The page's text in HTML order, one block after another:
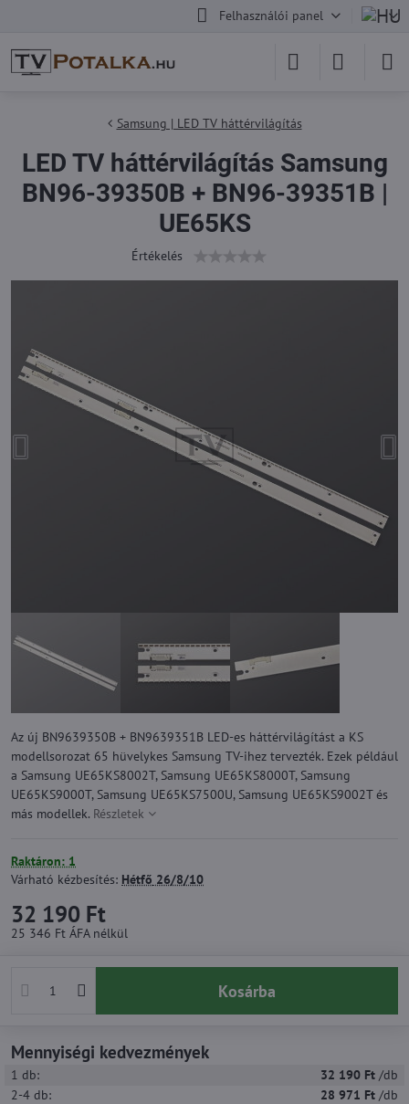
Felhasználói panel
Samsung | LED TV háttérvilágítás
LED TV háttérvilágítás Samsung
BN96-39350B + BN96-39351B |
UE65KS
Értékelés
Az új BN9639350B + BN9639351B LED-es háttérvilágítást a KS
modellsorozat 65 hüvelykes Samsung TV-ihez tervezték. Ezek például
a Samsung UE65KS8002T, Samsung UE65KS8000T, Samsung
UE65KS9000T, Samsung UE65KS7500U, Samsung UE65KS9002T és
más modellek. Részletek
Raktáron: 1
Várható kézbesítés: Hétfő 26/8/10
32 190 Ft
25 346 Ft ÁFA nélkül
Kosárba
Mennyiségi kedvezmények
1 db: 32 190 Ft /db
2-4 db: 28 971 Ft /db